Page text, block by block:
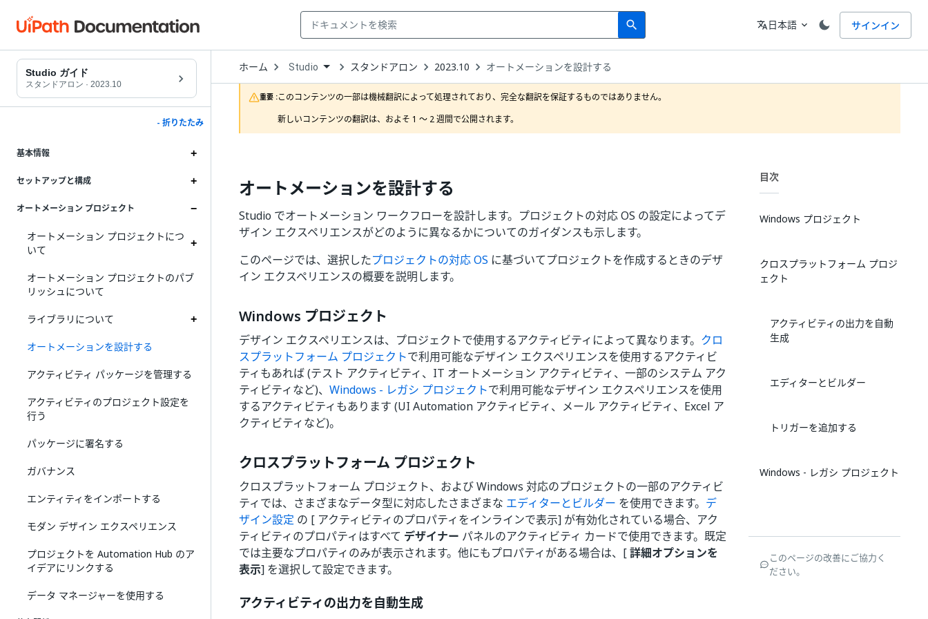
search
Search 言語
translate日本語 expand_more サインイン
Studio ガイド
スタンドアロン · 2023.10
- 折りたたみ
基本情報
セットアップと構成
オートメーション プロジェクト
オートメーション プロジェクトにつ
いて
オートメーション プロジェクトのパブ
リッシュについて
ライブラリについて
オートメーションを設計する
アクティビティ パッケージを管理する
アクティビティのプロジェクト設定を
行う
パッケージに署名する
ガバナンス
エンティティをインポートする
モダン デザイン エクスペリエンス
プロジェクトを Automation Hub のア
イデアにリンクする
データ マネージャーを使用する
ホーム Open
Dropdown
to
choose
product
Studio スタンドアロン 2023.10 オートメーションを設計する
重要 :このコンテンツの一部は機械翻訳によって処理されており、完全な翻訳を保証するものではありません。
新しいコンテンツの翻訳は、およそ 1 ～ 2 週間で公開されます。
オートメーションを設計する
Studio でオートメーション ワークフローを設計します。プロジェクトの対応 OS の設定によってデ
ザイン エクスペリエンスがどのように異なるかについてのガイダンスも示します。
このページでは、選択したプロジェクトの対応 OS に基づいてプロジェクトを作成するときのデザ
イン エクスペリエンスの概要を説明します。
Windows プロジェクト
デザイン エクスペリエンスは、プロジェクトで使用するアクティビティによって異なります。 クロ
スプラットフォーム プロジェクトで利用可能なデザイン エクスペリエンスを使用するアクティビ
ティもあれば (テスト アクティビティ、IT オートメーション アクティビティ、一部のシステム アク
ティビティなど)、 Windows - レガシ プロジェクトで利用可能なデザイン エクスペリエンスを使用
するアクティビティもあります (UI Automation アクティビティ、メール アクティビティ、Excel ア
クティビティなど)。
クロスプラットフォーム プロジェクト
クロスプラットフォーム プロジェクト、および Windows 対応のプロジェクトの一部のアクティビ
ティでは、さまざまなデータ型に対応したさまざまな エディターとビルダー を使用できます。 デ
ザイン設定 の [ アクティビティのプロパティをインラインで表示] が有効化されている場合、アク
ティビティのプロパティはすべて デザイナー パネルのアクティビティ カードで使用できます。既定
では主要なプロパティのみが表示されます。他にもプロパティがある場合は、[詳細オプションを
表示] を選択して設定できます。
アクティビティの出力を自動生成
目次
Windows プロジェクト
クロスプラットフォーム プロジ
ェクト
アクティビティの出力を自動
生成
エディターとビルダー
トリガーを追加する
Windows - レガシ プロジェクト
このページの改善にご協力く
ださい。